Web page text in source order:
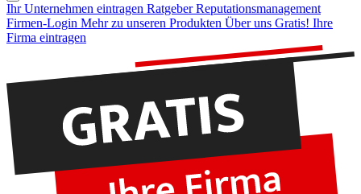
Ihr Unternehmen eintragen Ratgeber Reputationsmanagement
Firmen-Login Mehr zu unseren Produkten Über uns Gratis! Ihre
Firma eintragen